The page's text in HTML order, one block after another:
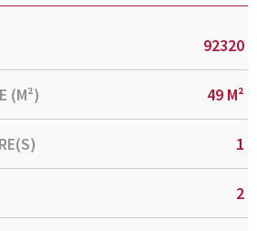
92320
(M²) 49 M²
1
2